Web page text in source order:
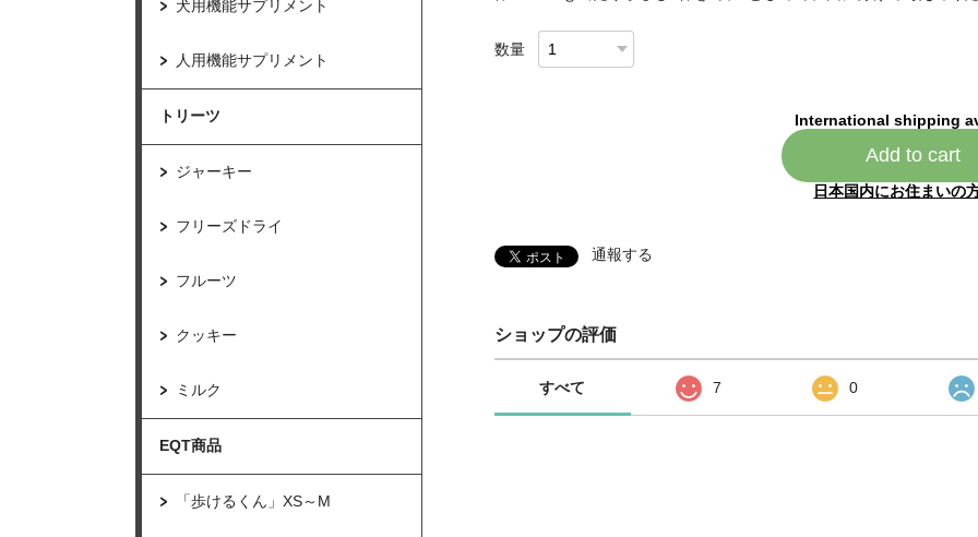
犬用機能サプリメント
人用機能サプリメント
トリーツ
ジャーキー
フリーズドライ
フルーツ
クッキー
ミルク
EQT商品
「歩けるくん」XS～M
数量
International shipping
Add to cart
日本国内にお住まいの
通報する
ショップの評価
すべて 7 0